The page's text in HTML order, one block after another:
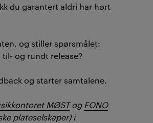
du garantert aldri har hørt
og stiller spørsmålet:
og rundt release?
og starter samtalene.
MØSTog FONO
plateselskaper) i